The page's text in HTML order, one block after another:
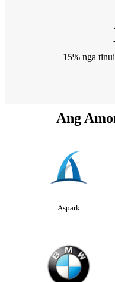
15% nga
Ang
Aspark